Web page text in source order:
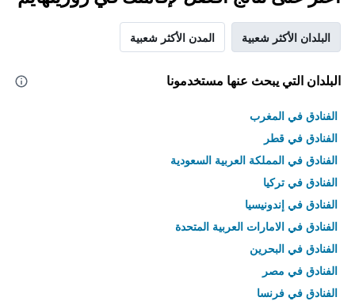
البلدان الأكثر شعبية المدن الأكثر شعبية
البلدان التي يبحث عنها مستخدمونا
الفنادق في المغرب
الفنادق في قطر
الفنادق في المملكة العربية السعودية
الفنادق في تركيا
الفنادق في إندونيسيا
الفنادق في الامارات العربية المتحدة
الفنادق في البحرين
الفنادق في مصر
الفنادق في فرنسا